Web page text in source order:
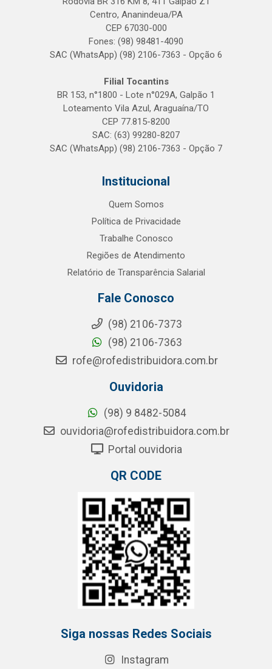
Centro, Ananindeua/PA
CEP 67030-000
Fones: (98) 98481-4090
SAC (WhatsApp) (98) 2106-7363 - Opção 6
Filial Tocantins
BR 153, n°1800 - Lote n°029A, Galpão 1
Loteamento Vila Azul, Araguaína/TO
CEP 77.815-8200
SAC: (63) 99280-8207
SAC (WhatsApp) (98) 2106-7363 - Opção 7
Institucional
Quem Somos
Política de Privacidade
Trabalhe Conosco
Regiões de Atendimento
Relatório de Transparência Salarial
Fale Conosco
(98) 2106-7373
(98) 2106-7363
rofe@rofedistribuidora.com.br
Ouvidoria
(98) 9 8482-5084
ouvidoria@rofedistribuidora.com.br
Portal ouvidoria
QR CODE
Siga nossas Redes Sociais
Instagram